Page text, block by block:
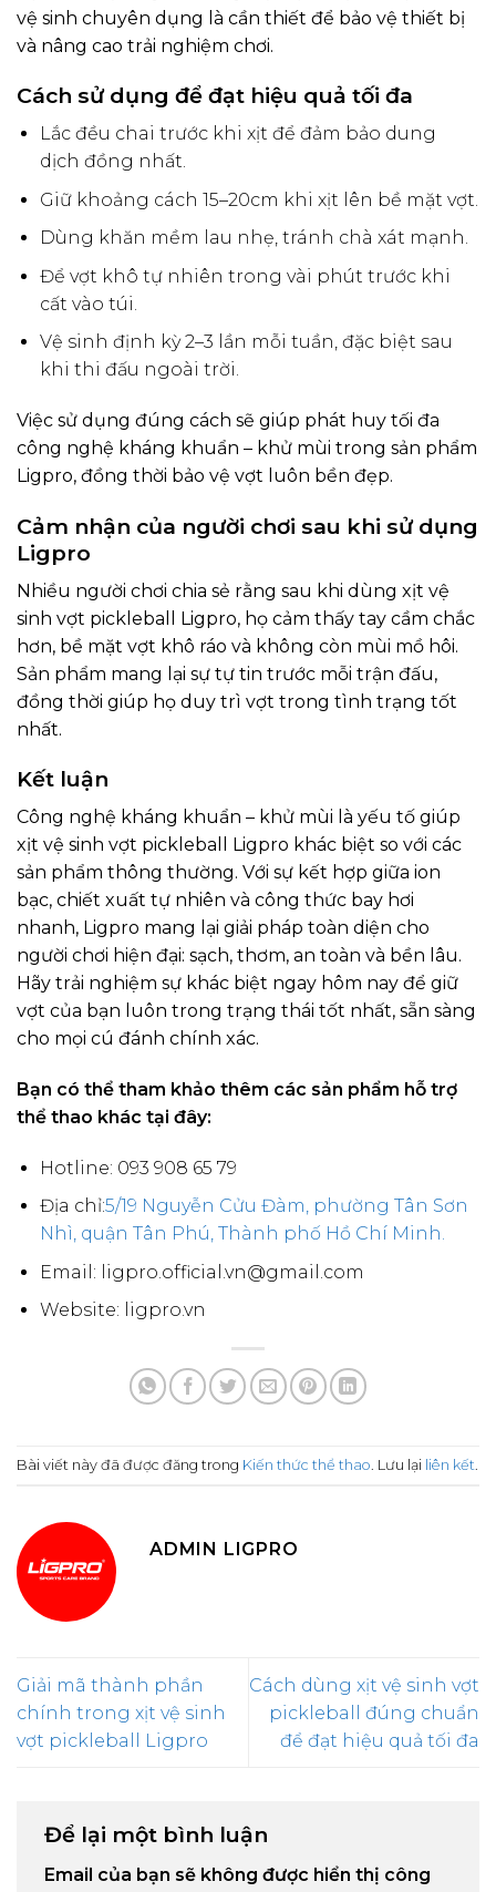
vệ sinh chuyên dụng là cần thiết để bảo vệ thiết bị
và nâng cao trải nghiệm chơi.
Cách sử dụng để đạt hiệu quả tối đa
Lắc đều chai trước khi xịt để đảm bảo dung
dịch đồng nhất.
Giữ khoảng cách 15–20cm khi xịt lên bề mặt vợt.
Dùng khăn mềm lau nhẹ, tránh chà xát mạnh.
Để vợt khô tự nhiên trong vài phút trước khi
cất vào túi.
Vệ sinh định kỳ 2–3 lần mỗi tuần, đặc biệt sau
khi thi đấu ngoài trời.
Việc sử dụng đúng cách sẽ giúp phát huy tối đa
công nghệ kháng khuẩn – khử mùi trong sản phẩm
Ligpro, đồng thời bảo vệ vợt luôn bền đẹp.
Cảm nhận của người chơi sau khi sử dụng
Ligpro
Nhiều người chơi chia sẻ rằng sau khi dùng xịt vệ
sinh vợt pickleball Ligpro, họ cảm thấy tay cầm chắc
hơn, bề mặt vợt khô ráo và không còn mùi mồ hôi.
Sản phẩm mang lại sự tự tin trước mỗi trận đấu,
đồng thời giúp họ duy trì vợt trong tình trạng tốt
nhất.
Kết luận
Công nghệ kháng khuẩn – khử mùi là yếu tố giúp
xịt vệ sinh vợt pickleball Ligpro khác biệt so với các
sản phẩm thông thường. Với sự kết hợp giữa ion
bạc, chiết xuất tự nhiên và công thức bay hơi
nhanh, Ligpro mang lại giải pháp toàn diện cho
người chơi hiện đại: sạch, thơm, an toàn và bền lâu.
Hãy trải nghiệm sự khác biệt ngay hôm nay để giữ
vợt của bạn luôn trong trạng thái tốt nhất, sẵn sàng
cho mọi cú đánh chính xác.
Bạn có thể tham khảo thêm các sản phẩm hỗ trợ
thể thao khác tại đây:
Hotline: 093 908 65 79
Địa chỉ:5/19 Nguyễn Cửu Đàm, phường Tân Sơn
Nhì, quận Tân Phú, Thành phố Hồ Chí Minh.
Email: ligpro.official.vn@gmail.com
Website: ligpro.vn
Bài viết này đã được đăng trong Kiến thức thể thao . Lưu lại liên kết
ADMIN LIGPRO
Giải mã thành phần
chính trong xịt vệ sinh
vợt pickleball Ligpro
Cách dùng xịt vệ sinh vợt
pickleball đúng chuẩn
để đạt hiệu quả tối đa
Để lại một bình luận
Email của bạn sẽ không được hiển thị công